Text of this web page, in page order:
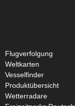
Flugverfolgung
Weltkarten
Vesselfinder
Produktübersicht
Wetterradare